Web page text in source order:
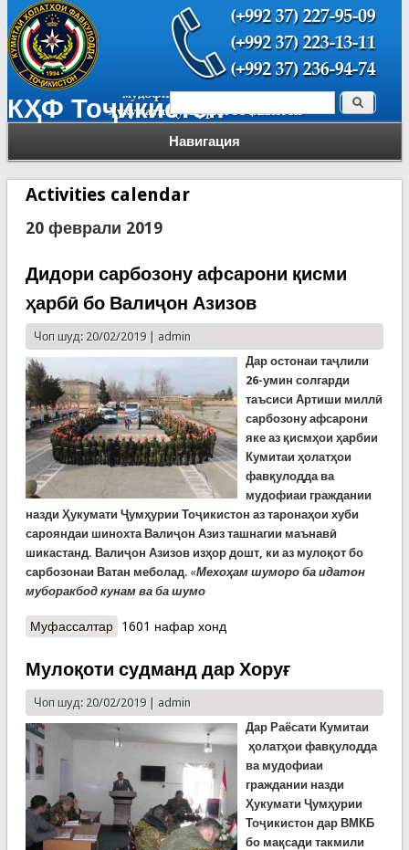
КҲФ Тоҷикистон
Навигация
Форма поиска Поиск
Activities calendar
20 феврали 2019
Дидори сарбозону афсарони қисми
ҳарбӣ бо Валиҷон Азизов
Чоп шуд: 20/02/2019 | admin
Дар остонаи таҷлили
26-умин солгарди
таъсиси Артиши миллӣ
сарбозону афсарони
яке аз қисмҳои ҳарбии
Кумитаи ҳолатҳои
фавқулодда ва
мудофиаи граждании
назди Ҳукумати Ҷумҳурии Тоҷикистон аз таронаҳои хуби
сарояндаи шинохта Валиҷон Азиз ташнагии маънавӣ
шикастанд. Валиҷон Азизов изҳор дошт, ки аз мулоқот бо
сарбозонаи Ватан меболад. «Мехоҳам шуморо ба идатон
муборакбод кунам ва ба шумо
Муфассалтаро Дидори сарбозону афсарони қисми ҳарбӣ бо
1601 нафар хонд
Мулоқоти судманд дар Хоруғ
Чоп шуд: 20/02/2019 | admin
Дар Раёсати Кумитаи
ҳолатҳои фавқулодда
ва мудофиаи
граждании назди
Ҳукумати Ҷумҳурии
Тоҷикистон дар ВМКБ
бо мақсади такмили